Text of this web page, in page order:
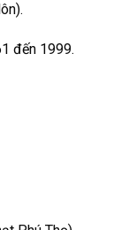
đến 1999.